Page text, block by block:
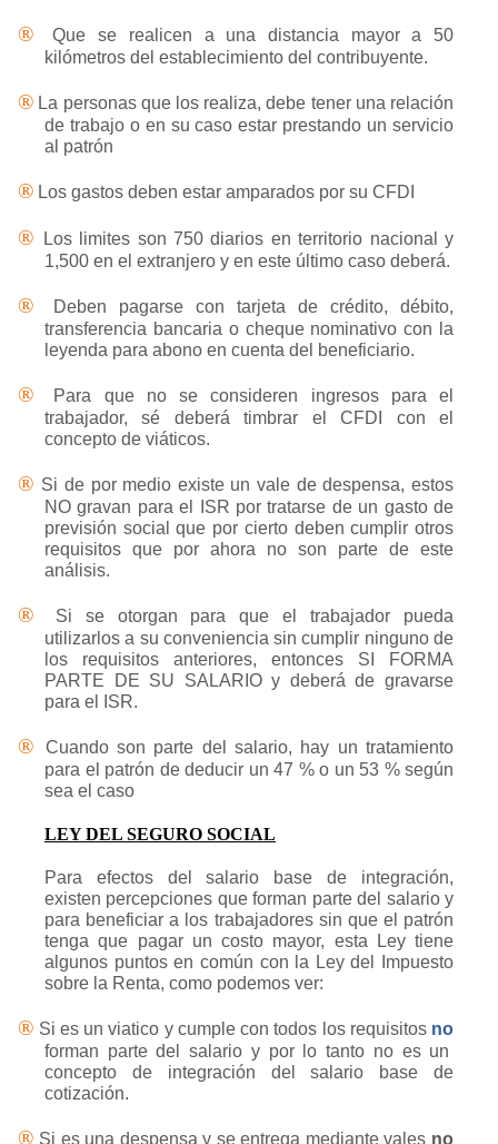
®
Que se realicen a una distancia mayor a 50
kilómetros del establecimiento del contribuyente.
® La personas que los realiza, debe tener una relación
de trabajo o en su caso estar prestando un servicio
al patrón
® Los gastos deben estar amparados por su CFDI
®
Los limites son 750 diarios en territorio nacional y
1,500 en el extranjero y en este último caso deberá.
®
Deben pagarse con tarjeta de crédito, débito,
transferencia bancaria o cheque nominativo con la
leyenda para abono en cuenta del beneficiario.
®
Para que no se consideren ingresos para el
trabajador, sé deberá timbrar el CFDI con el
concepto de viáticos.
® Si de por medio existe un vale de despensa, estos
NO gravan para el ISR por tratarse de un gasto de
previsión social que por cierto deben cumplir otros
requisitos que por ahora no son parte de este
análisis.
®
Si se otorgan para que el trabajador pueda
utilizarlos a su conveniencia sin cumplir ninguno de
los requisitos anteriores, entonces SI FORMA
PARTE DE SU SALARIO y deberá de gravarse
para el ISR.
®
Cuando son parte del salario, hay un tratamiento
para el patrón de deducir un 47 % o un 53 % según
sea el caso
LEY DEL SEGURO SOCIAL
Para efectos del salario base de integración,
existen percepciones que forman parte del salario y
para beneficiar a los trabajadores sin que el patrón
tenga que pagar un costo mayor, esta Ley tiene
algunos puntos en común con la Ley del Impuesto
sobre la Renta, como podemos ver:
® Si es un viatico y cumple con todos los requisitos no
forman parte del salario y por lo tanto no es un
concepto de integración del salario base de
cotización.
® Si es una despensa y se entrega mediante vales no